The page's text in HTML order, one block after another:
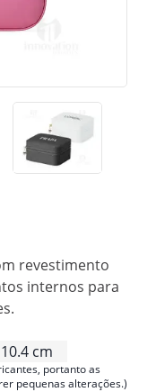
revestimento
internos para
cm
portanto as
pequenas alterações.)